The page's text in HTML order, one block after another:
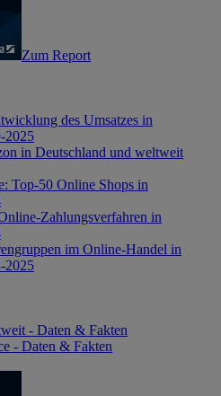
Zum Report
des Umsatzes in
2025
in Deutschland und weltweit
Top-50 Online Shops in
Zahlungsverfahren in
im Online-Handel in
2025
- Daten & Fakten
- Daten & Fakten